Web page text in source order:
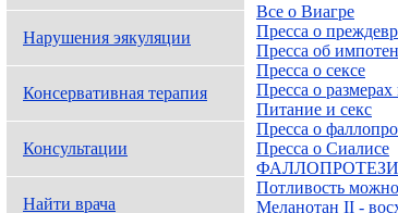
Нарушения эякуляции
Консервативная терапия
Консультации
Найти врача
Вce о Виагре
Пресса о
Пресса об
Пресса о сексе
Пресса о
Питание и секс
Пресса о
Пресса о Сиалисе
Потливость
Меланотан II -